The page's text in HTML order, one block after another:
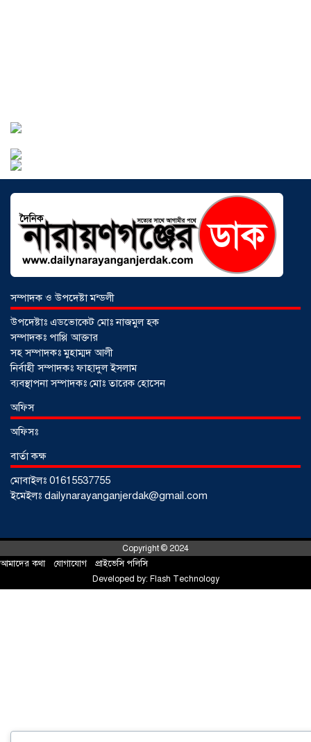
শর্টগান
০৩ আগস্ট ২০২৬
সম্পাদক ও উপদেষ্টা মন্ডলী
উপদেষ্টাঃ এডভোকেট মোঃ নাজমুল হক
সম্পাদকঃ পাপ্পি আক্তার
সহ সম্পাদকঃ মুহাম্মদ আলী
নির্বাহী সম্পাদকঃ ফাহাদুল ইসলাম
ব্যবস্থাপনা সম্পাদকঃ মোঃ তারেক হোসেন
অফিস
অফিসঃ
বার্তা কক্ষ
মোবাইলঃ 01615537755
ইমেইলঃ dailynarayanganjerdak@gmail.com
Copyright © 2024
আমাদের কথা যোগাযোগ প্রাইভেসি পলিসি
Developed by: Flash Technology